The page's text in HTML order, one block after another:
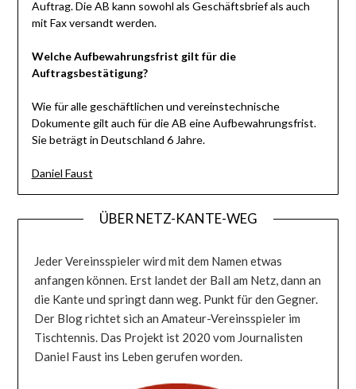
Auftrag. Die AB kann sowohl als Geschäftsbrief als auch
mit Fax versandt werden.
Welche Aufbewahrungsfrist gilt für die
Auftragsbestätigung?
Wie für alle geschäftlichen und vereinstechnische
Dokumente gilt auch für die AB eine Aufbewahrungsfrist.
Sie beträgt in Deutschland 6 Jahre.
Daniel Faust
ÜBER NETZ-KANTE-WEG
Jeder Vereinsspieler wird mit dem Namen etwas
anfangen können. Erst landet der Ball am Netz, dann an
die Kante und springt dann weg. Punkt für den Gegner.
Der Blog richtet sich an Amateur-Vereinsspieler im
Tischtennis. Das Projekt ist 2020 vom Journalisten
Daniel Faust ins Leben gerufen worden.